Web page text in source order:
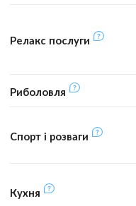
Релакс послуги
Риболовля
Спорт і розваги
Кухня